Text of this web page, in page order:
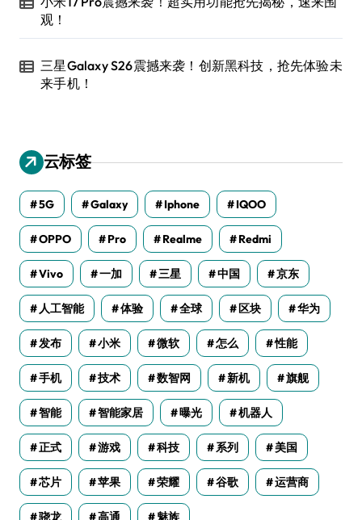
观！
三星Galaxy S26震撼来袭！创新黑科技，抢先体验未
来手机！
云标签
5G Galaxy Iphone IQOO
OPPO Pro Realme Redmi
Vivo 一加 三星 中国 京东
人工智能 体验 全球 区块 华为
发布 小米 微软 怎么 性能
手机 技术 数智网 新机 旗舰
智能 智能家居 曝光 机器人
正式 游戏 科技 系列 美国
芯片 苹果 荣耀 谷歌 运营商
骁龙 高通 魅族